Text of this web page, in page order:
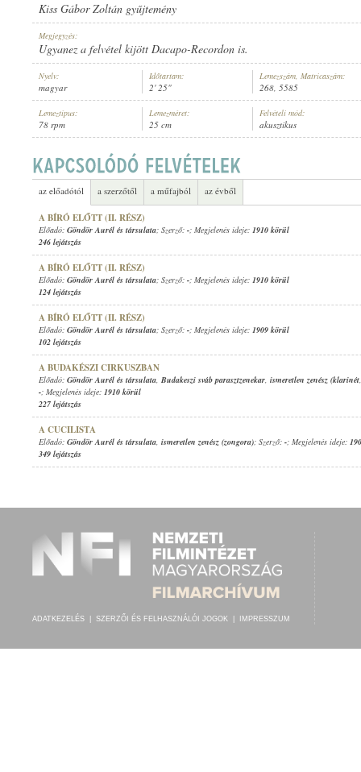
ELŐADÓ: GÖNDÖR AURÉL ÉS TÁRSULATA,ROYAL MULATÓ ZENEKARA
268
Kiss Gábor Zoltán gyűjtemény
Megjegyzés:
Ugyanez a felvétel kijött Dacapo-Recordon is.
Nyelv:
magyar
Időtartam:
2' 25"
Lemezszám, Matricaszám:
268, 5585
Lemeztípus:
78 rpm
Lemezméret:
25 cm
Felvételi mód:
akusztikus
az előadótól a szerzőtől a műfajból az évből
A BÍRÓ ELŐTT (II. RÉSZ)
Előadó: Göndör Aurél és társulata; Szerző: -; Megjelenés ideje: 1910 körül
246 lejátszás
A BÍRÓ ELŐTT (II. RÉSZ)
Előadó: Göndör Aurél és társulata; Szerző: -; Megjelenés ideje: 1910 körül
124 lejátszás
A BÍRÓ ELŐTT (II. RÉSZ)
Előadó: Göndör Aurél és társulata; Szerző: -; Megjelenés ideje: 1909 körül
102 lejátszás
A BUDAKÉSZI CIRKUSZBAN
Előadó: Göndör Aurél és társulata, Budakeszi sváb parasztzenekar, ismeretlen zenész (klarinét
-; Megjelenés ideje: 1910 körül
227 lejátszás
A CUCILISTA
Előadó: Göndör Aurél és társulata, ismeretlen zenész (zongora); Szerző: -; Megjelenés ideje:
349 lejátszás
ADATKEZELÉS SZERZŐI ÉS FELHASZNÁLÓI JOGOK IMPRESSZUM